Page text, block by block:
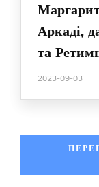
Аркаді,
та
2023-09-03